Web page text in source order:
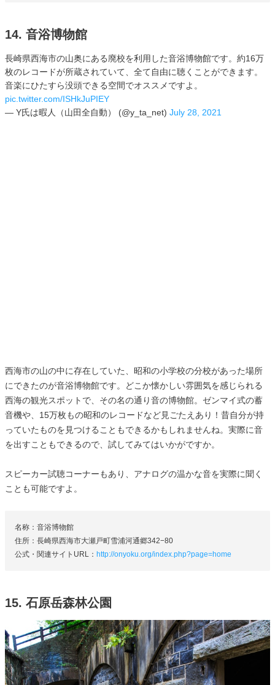
14. 音浴博物館
長崎県西海市の山奥にある廃校を利用した音浴博物館です。約16万
枚のレコードが所蔵されていて、全て自由に聴くことができます。
音楽にひたすら没頭できる空間でオススメですよ。
pic.twitter.com/ISHkJuPIEY
— Y氏は暇人（山田全自動） (@y_ta_net) July 28, 2021
西海市の山の中に存在していた、昭和の小学校の分校があった場所
にできたのが音浴博物館です。どこか懐かしい雰囲気を感じられる
西海の観光スポットで、その名の通り音の博物館。ゼンマイ式の蓄
音機や、15万枚もの昭和のレコードなど見ごたえあり！昔自分が持
っていたものを見つけることもできるかもしれませんね。実際に音
を出すこともできるので、試してみてはいかがですか。
スピーカー試聴コーナーもあり、アナログの温かな音を実際に聞く
ことも可能ですよ。
名称：音浴博物館
住所：長崎県西海市大瀬戸町雪浦河通郷342−80
公式・関連サイトURL： http://onyoku.org/index.php?page=home
15. 石原岳森林公園